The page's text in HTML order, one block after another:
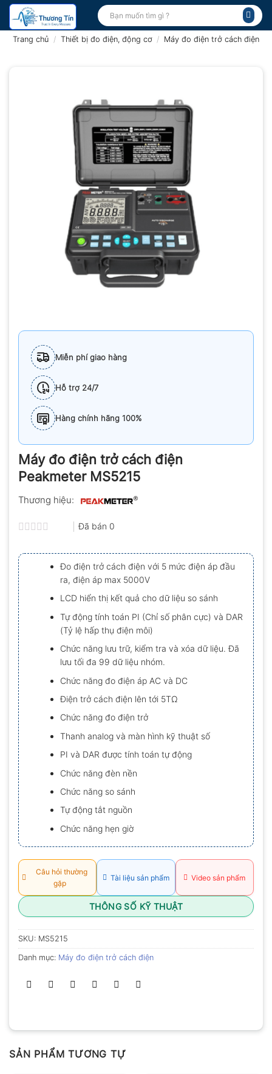
Bỏ
qua
Tìm
kiếm:
Trang chủ / Thiết bị đo điện, động cơ / Máy đo điện trở cách điện
Miễn phí giao hàng
Hỗ trợ 24/7
Hàng chính hãng 100%
Máy đo điện trở cách điện
Peakmeter MS5215
Thương hiệu:
xếp
hạng
0.0
5
sao
Đã bán 0
Đo điện trở cách điện với 5 mức điện áp đầu
ra, điện áp max 5000V
LCD hiển thị kết quả cho dữ liệu so sánh
Tự động tính toán PI (Chỉ số phân cực) và DAR
(Tỷ lệ hấp thụ điện môi)
Chức năng lưu trữ, kiểm tra và xóa dữ liệu. Đã
lưu tối đa 99 dữ liệu nhóm.
Chức năng đo điện áp AC và DC
Điện trở cách điện lên tới 5TΩ
Chức năng đo điện trở
Thanh analog và màn hình kỹ thuật số
PI và DAR được tính toán tự động
Chức năng đèn nền
Chức năng so sánh
Tự động tắt nguồn
Chức năng hẹn giờ
Câu hỏi thường
gặp
Tài liệu sản phẩm Video sản phẩm
THÔNG SỐ KỸ THUẬT
SKU: MS5215
Danh mục: Máy đo điện trở cách điện
SẢN PHẨM TƯƠNG TỰ